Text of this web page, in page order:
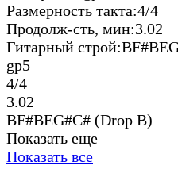
Размерность такта:4/4
Продолж-сть, мин:3.02
Гитарный строй:
gp5
4/4
3.02
BF#BEG#C# (Drop B)
Показать еще
Показать все